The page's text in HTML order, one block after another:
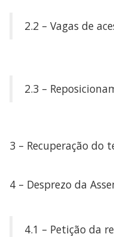
2.2 – Vagas de
2.3 –
3 – Recuperação do
4 – Desprezo da
4.1 – Petição da